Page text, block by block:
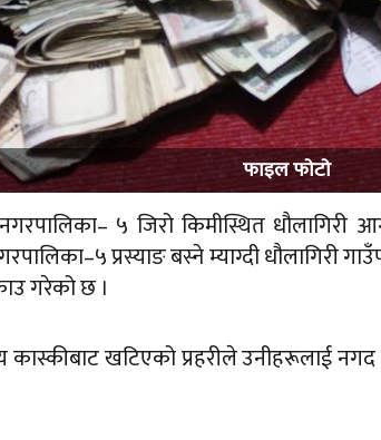
फाइल फाेटाे
५ जिरो किमीस्थित
प्रस्याङ बस्ने म्याग्दी धौलागिरी
गरेको छ ।
कास्कीबाट खटिएको प्रहरीले उनीहरूलाई